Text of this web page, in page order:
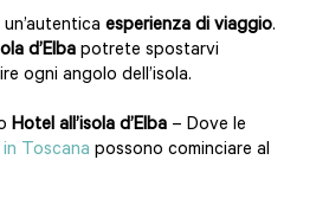
esperienza di viaggio.
d’Elba potrete spostarvi
ogni angolo dell’isola.
Hotel all’isola d’Elba – Dove le
Toscana possono cominciare al